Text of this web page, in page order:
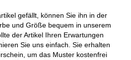
gefällt, können Sie ihn in der
und Größe bequem in unserem
der Artikel Ihren Erwartungen
Sie uns einfach. Sie erhalten
um das Muster kostenfrei